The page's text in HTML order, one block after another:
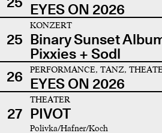
EYES ON 2026
25
KONZERT
Binary Sunset
Pixxies + Sodl
26
PERFORMANCE, TANZ,
EYES ON 2026
27
THEATER
PIVOT
Polivka/Hafner/Koch